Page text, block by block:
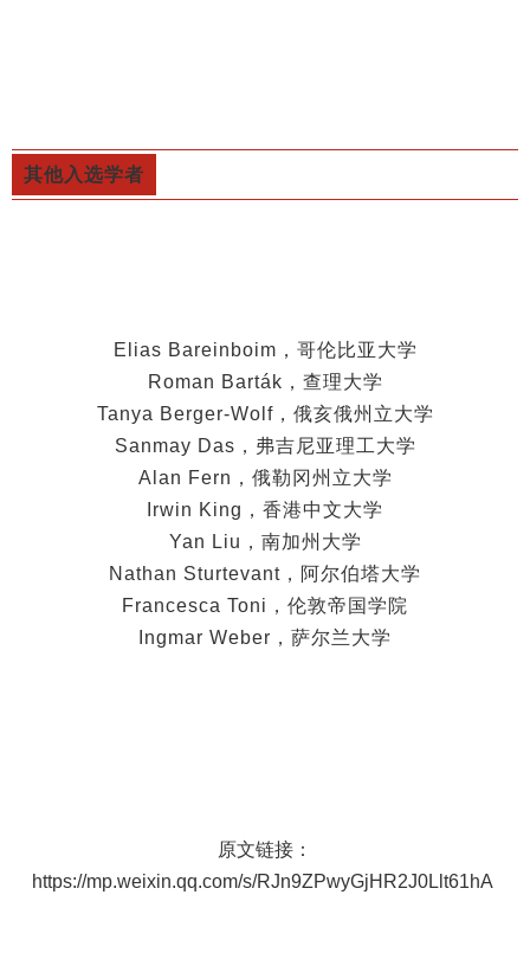
其他入选学者
Elias Bareinboim，哥伦比亚大学
Roman Barták，查理大学
Tanya Berger-Wolf，俄亥俄州立大学
Sanmay Das，弗吉尼亚理工大学
Alan Fern，俄勒冈州立大学
Irwin King，香港中文大学
Yan Liu，南加州大学
Nathan Sturtevant，阿尔伯塔大学
Francesca Toni，伦敦帝国学院
Ingmar Weber，萨尔兰大学
原文链接：
https://mp.weixin.qq.com/s/RJn9ZPwyGjHR2J0Llt61hA